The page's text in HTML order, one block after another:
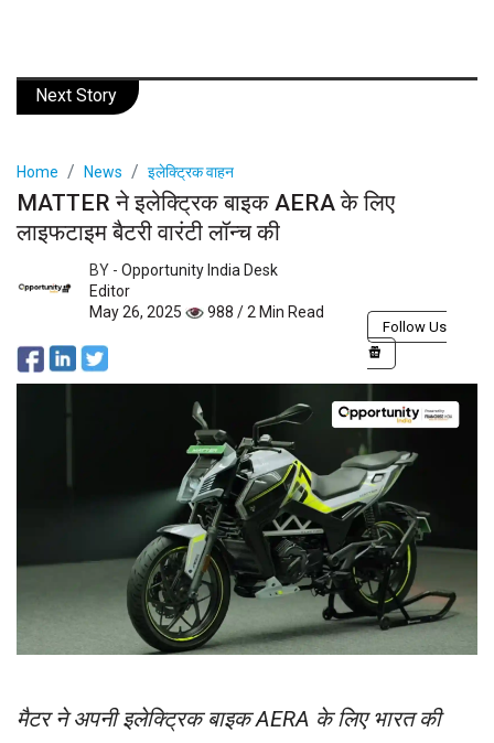
Next Story
Home News इलेक्ट्रिक वाहन
MATTER ने इलेक्ट्रिक बाइक AERA के लिए
लाइफटाइम बैटरी वारंटी लॉन्च की
BY - Opportunity India Desk
Editor
May 26, 2025
988 / 2 Min Read
Follow Us
मैटर ने अपनी इलेक्ट्रिक बाइक AERA के लिए भारत की